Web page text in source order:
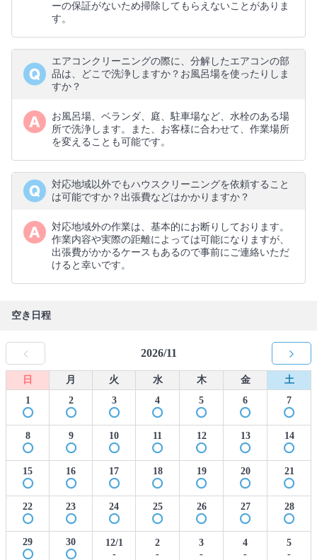
ーの保証がないため掃除してもらえないことがありま
す。
エアコンクリーニングの際に、分解したエアコンの部
品は、どこで洗浄しますか？お風呂場を使ったりしま
すか？
お風呂場、ベランダ、庭、駐車場など、水栓のある場
所で洗浄します。また、お客様に合わせて、作業場所
を変えることも可能です。
対応地域以外でもハウスクリーニングを依頼すること
は可能ですか？出張費などはかかりますか？
対応地域外の作業は、基本的にお断りしております。
作業内容や実際の距離によっては可能になりますが、
出張費がかかるケースもあるので事前にご連絡いただ
けると幸いです。
空き日程
2026/11
日 月 火 水 木 金
土
1
2 3 4 5 6 7
8 9 10 11 12 13 14
15 16 17 18 19 20 21
22 23 24 25 26 27 28
29 30
12/1
-
2
-
3
-
4
-
5
-